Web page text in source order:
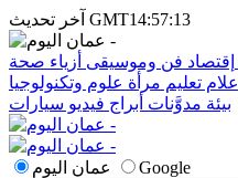
آخر تحديث GMT14:57:13
إقتصاد فن وموسيقى أزياء صحة
إعلام تعليم مرأة علوم وتكنولوجيا
بيئة مدوَّنات أبراج فيديو سيارات
عمان اليوم
Google